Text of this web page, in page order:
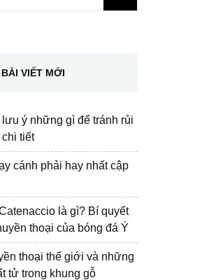
BÀI VIẾT MỚI
lưu ý những gì để tránh rủi
tiết
cánh phải hay nhất cập
là gì? Bí quyết
thoại của bóng đá Ý
thoại thế giới và những
tử trong khung gỗ